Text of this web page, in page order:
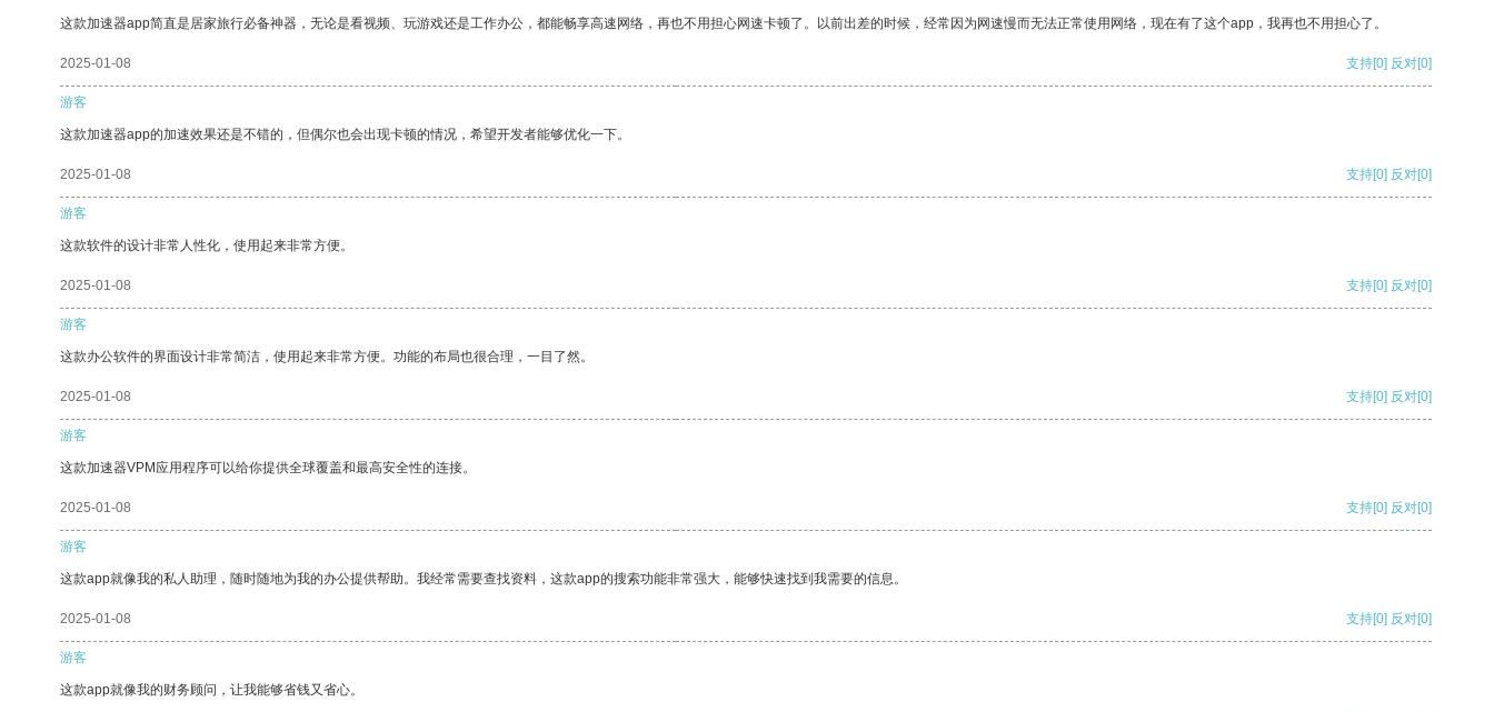
这款加速器app简直是居家旅行必备神器，无论是看视频、玩游戏还是工作办公，都能畅享高速网络，再也不用担心网速卡顿了。以前出差的时候，经常因为网速慢而无法正常使用网络，现在有了这个app，我再也不用担心了。
2025-01-08 支持[0] 反对[0]
游客
这款加速器app的加速效果还是不错的，但偶尔也会出现卡顿的情况，希望开发者能够优化一下。
2025-01-08 支持[0] 反对[0]
游客
这款软件的设计非常人性化，使用起来非常方便。
2025-01-08 支持[0] 反对[0]
游客
这款办公软件的界面设计非常简洁，使用起来非常方便。功能的布局也很合理，一目了然。
2025-01-08 支持[0] 反对[0]
游客
这款加速器VPM应用程序可以给你提供全球覆盖和最高安全性的连接。
2025-01-08 支持[0] 反对[0]
游客
这款app就像我的私人助理，随时随地为我的办公提供帮助。我经常需要查找资料，这款app的搜索功能非常强大，能够快速找到我需要的信息。
2025-01-08 支持[0] 反对[0]
游客
这款app就像我的财务顾问，让我能够省钱又省心。